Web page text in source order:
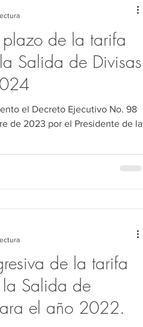
de la tarifa
Salida de Divisas
el Decreto Ejecutivo No. 98
de 2023 por el Presidente de la
de la tarifa
la Salida de
el año 2022.